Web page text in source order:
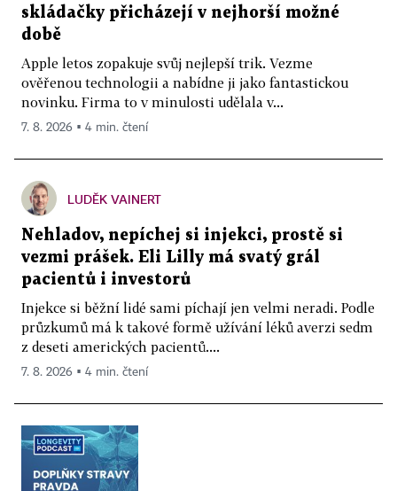
skládačky přicházejí v nejhorší možné
době
Apple letos zopakuje svůj nejlepší trik. Vezme
ověřenou technologii a nabídne ji jako fantastickou
novinku. Firma to v minulosti udělala v...
7. 8. 2026 ▪ 4 min. čtení
LUDĚK VAINERT
Nehladov, nepíchej si injekci, prostě si
vezmi prášek. Eli Lilly má svatý grál
pacientů i investorů
Injekce si běžní lidé sami píchají jen velmi neradi. Podle
průzkumů má k takové formě užívání léků averzi sedm
z deseti amerických pacientů....
7. 8. 2026 ▪ 4 min. čtení